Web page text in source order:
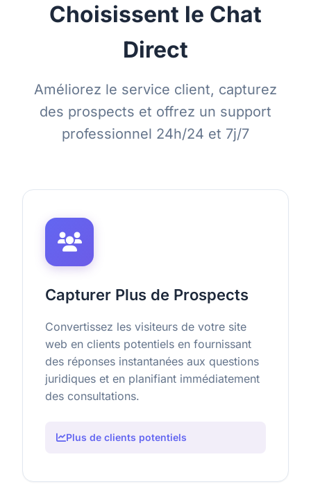
Choisissent le Chat
Direct
Améliorez le service client, capturez
des prospects et offrez un support
professionnel 24h/24 et 7j/7
Capturer Plus de Prospects
Convertissez les visiteurs de votre site
web en clients potentiels en fournissant
des réponses instantanées aux questions
juridiques et en planifiant immédiatement
des consultations.
Plus de clients potentiels